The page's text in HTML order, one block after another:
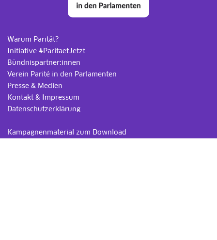
Warum Parität?
Initiative #ParitaetJetzt
Bündnispartner:innen
Verein Parité in den Parlamenten
Presse & Medien
Kontakt & Impressum
Datenschutzerklärung
Kampagnenmaterial zum Download